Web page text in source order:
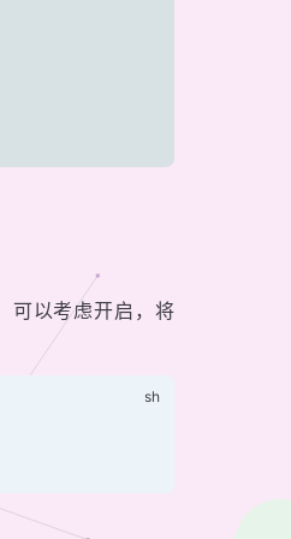
可以考虑开启，将